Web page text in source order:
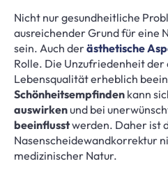
Nicht nur gesundheitliche
ausreichender Grund für eine
sein. Auch derästhetische
Rolle. Die Unzufriedenheit der
Lebensqualität erheblich
Schönheitsempfinden kann
auswirkenund bei
beeinflusstwerden. Daher ist
Nasenscheidewandkorrektur
medizinischer Natur.